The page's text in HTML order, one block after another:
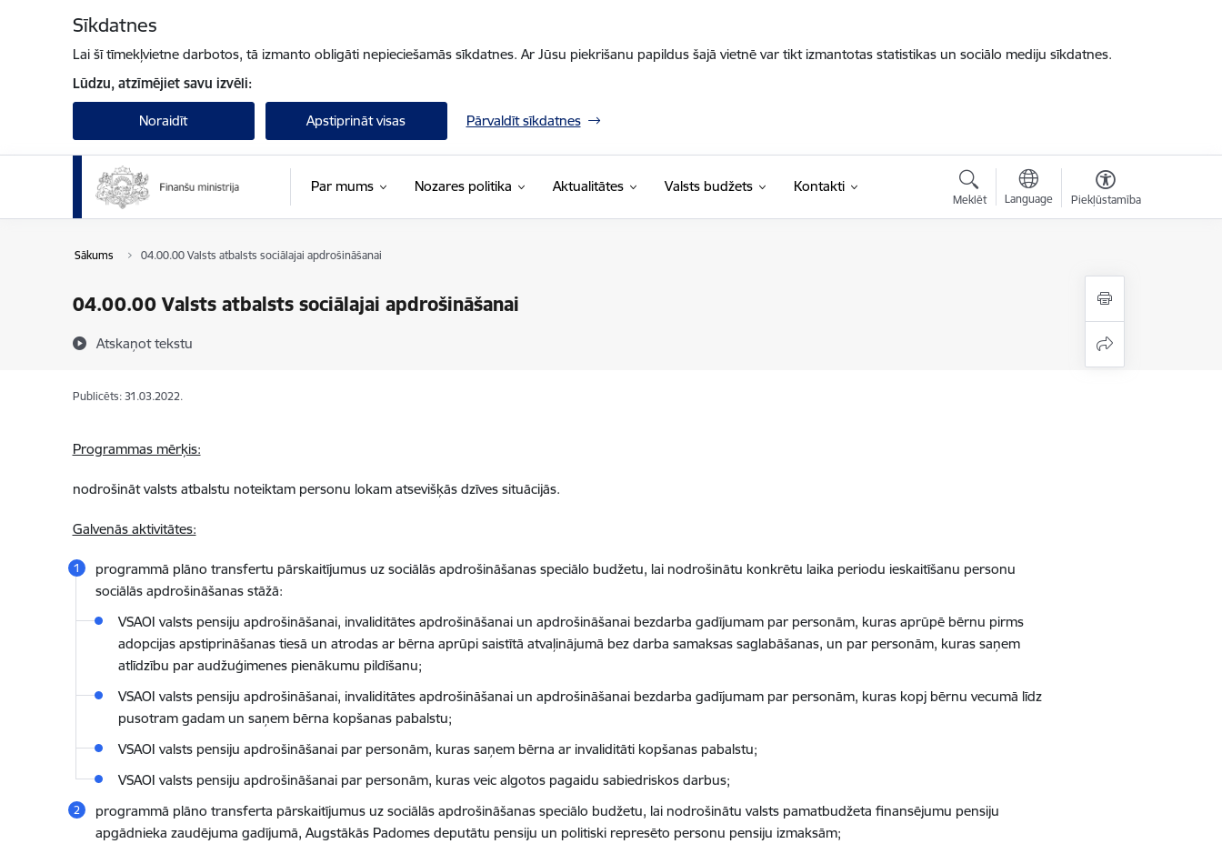
Sīkdatnes
Lai šī tīmekļvietne darbotos, tā izmanto obligāti nepieciešamās sīkdatnes. Ar Jūsu piekrišanu papildus šajā vietnē var tikt izmantotas statistikas un sociālo mediju sīkdatnes.
Lūdzu, atzīmējiet savu izvēli:
Noraidīt Apstiprināt visas Pārvaldīt sīkdatnes
Par mums Nozares politika Aktualitātes Valsts budžets Kontakti
Meklēt Language Piekļūstamība
Sākums 04.00.00 Valsts atbalsts sociālajai apdrošināšanai
04.00.00 Valsts atbalsts sociālajai apdrošināšanai
Atskaņot tekstu
Publicēts: 31.03.2022.
Programmas mērķis:
nodrošināt valsts atbalstu noteiktam personu lokam atsevišķās dzīves situācijās.
Galvenās aktivitātes:
programmā plāno transfertu pārskaitījumus uz sociālās apdrošināšanas speciālo budžetu, lai nodrošinātu konkrētu laika periodu ieskaitīšanu personu
sociālās apdrošināšanas stāžā:
VSAOI valsts pensiju apdrošināšanai, invaliditātes apdrošināšanai un apdrošināšanai bezdarba gadījumam par personām, kuras aprūpē bērnu pirms
adopcijas apstiprināšanas tiesā un atrodas ar bērna aprūpi saistītā atvaļinājumā bez darba samaksas saglabāšanas, un par personām, kuras saņem
atlīdzību par audžuģimenes pienākumu pildīšanu;
VSAOI valsts pensiju apdrošināšanai, invaliditātes apdrošināšanai un apdrošināšanai bezdarba gadījumam par personām, kuras kopj bērnu vecumā līdz
pusotram gadam un saņem bērna kopšanas pabalstu;
VSAOI valsts pensiju apdrošināšanai par personām, kuras saņem bērna ar invaliditāti kopšanas pabalstu;
VSAOI valsts pensiju apdrošināšanai par personām, kuras veic algotos pagaidu sabiedriskos darbus;
programmā plāno transferta pārskaitījumus uz sociālās apdrošināšanas speciālo budžetu, lai nodrošinātu valsts pamatbudžeta finansējumu pensiju
apgādnieka zaudējuma gadījumā, Augstākās Padomes deputātu pensiju un politiski represēto personu pensiju izmaksām;